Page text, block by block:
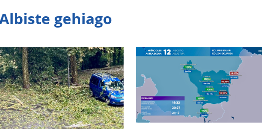
gehiago